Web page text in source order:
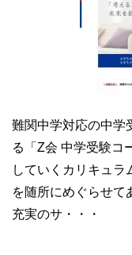
難関中学対応の中学
る「Z会 中学受験コ
していくカリキュラ
を随所にめぐらせて
充実のサ・・・